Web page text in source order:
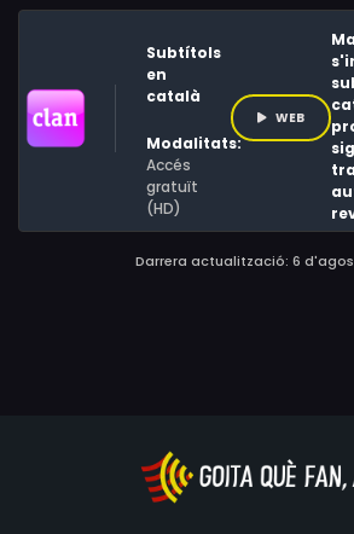
obstáculos y ayudar a viejos y
se enfrenta al zorro más astuto de la
Subtítols
en
català
Modalitats:
Accés
gratuït
(HD)
WEB
Darrera actualització: 6